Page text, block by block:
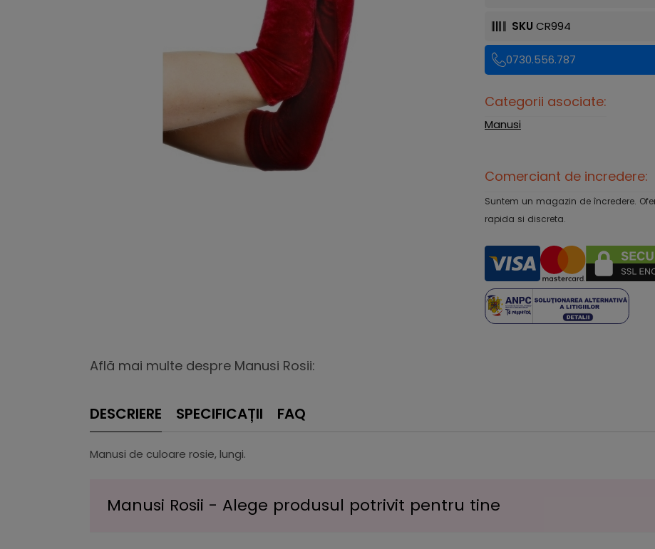
SKU CR994
0730.556.787
Categorii asociate:
Manusi
Comerciant de incredere:
Suntem un magazin de încredere.
rapida si discreta.
Află mai multe despre Manusi Rosii:
DESCRIERE SPECIFICAȚII FAQ
Manusi de culoare rosie, lungi.
Manusi Rosii - Alege produsul potrivit pentru tine